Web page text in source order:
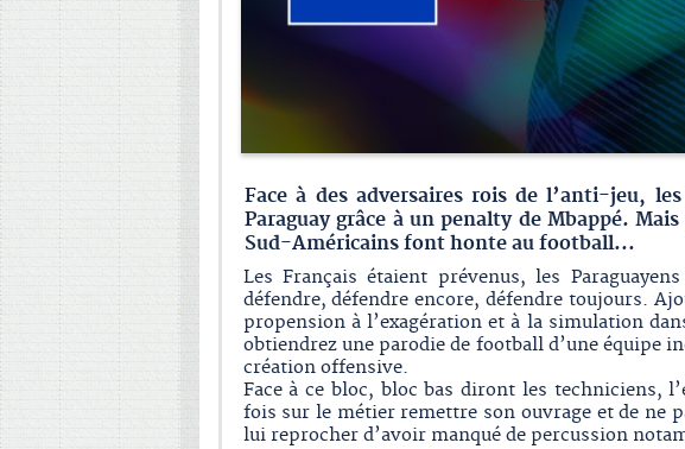
Face à des adversaires rois de l’anti-jeu,
Paraguay grâce à un penalty de Mbappé.
Sud-Américains font honte au football...
Les Français étaient prévenus, les
défendre, défendre encore, défendre toujours.
propension à l’exagération et à la simulation
obtiendrez une parodie de football d’une équipe
création offensive.
Face à ce bloc, bloc bas diront les techniciens,
fois sur le métier remettre son ouvrage et de ne
lui reprocher d’avoir manqué de percussion